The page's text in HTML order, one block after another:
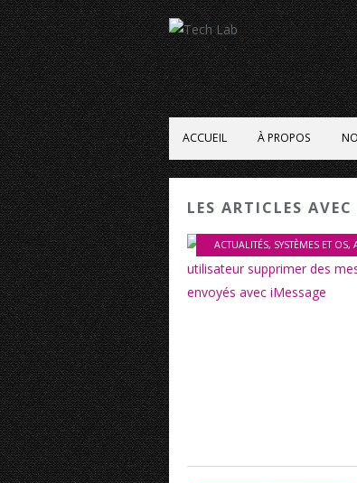
ACCUEIL À PROPOS
LES ARTICLES
ACTUALITÉS, SYSTÈMES ET OS,